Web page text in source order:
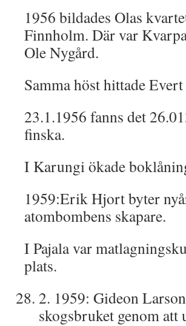
1956 bildades Olas
Finnholm. Där var
Ole Nygård.
Samma höst hittade
23.1.1956 fanns det
finska.
I Karungi ökade
1959:Erik Hjort byter
atombombens skapare.
I Pajala var
plats.
2. 1959: Gideon
skogsbruket genom